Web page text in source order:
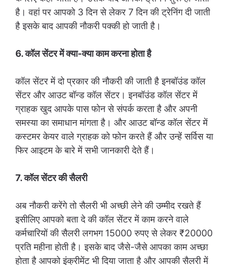
है। वहां पर आपको 3 दिन से लेकर 7 दिन की ट्रेनिंग दी जाती
है इसके बाद आपकी नौकरी पक्की हो जाती है।
6. कॉल सेंटर में क्या-क्या काम करना होता है
कॉल सेंटर में दो प्रकार की नौकरी की जाती है इनबॉउंड कॉल
सेंटर और आउट बॉन्ड कॉल सेंटर। इनबॉउंड कॉल सेंटर में
ग्राहक खुद आपके पास फोन से संपर्क करता है और अपनी
समस्या का समाधान मांगता है। और आउट बॉन्ड कॉल सेंटर में
कस्टमर केयर वाले ग्राहक को फोन करते हैं और उन्हें सर्विस या
फिर आइटम के बारे में सभी जानकारी देते हैं।
7. कॉल सेंटर की सैलरी
अब नौकरी करेंगे तो सैलरी भी अच्छी लेने की उम्मीद रखते हैं
इसीलिए आपको बता दे की कॉल सेंटर में काम करने वाले
कर्मचारियों की सैलरी लगभग 15000 रुपए से लेकर ₹20000
प्रति महीना होती है। इसके बाद जैसे-जैसे आपका काम अच्छा
होता है आपको इंक्रीमेंट भी दिया जाता है और आपकी सैलरी में